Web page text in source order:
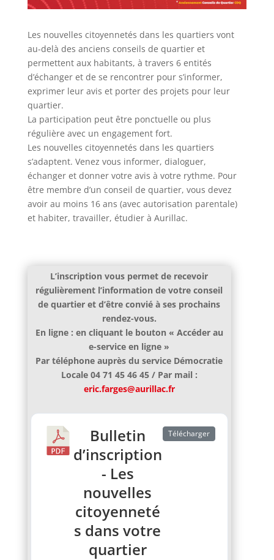
Les nouvelles citoyennetés dans les quartiers vont
au-delà des anciens conseils de quartier et
permettent aux habitants, à travers 6 entités
d’échanger et de se rencontrer pour s’informer,
exprimer leur avis et porter des projets pour leur
quartier.
La participation peut être ponctuelle ou plus
régulière avec un engagement fort.
Les nouvelles citoyennetés dans les quartiers
s’adaptent. Venez vous informer, dialoguer,
échanger et donner votre avis à votre rythme. Pour
être membre d’un conseil de quartier, vous devez
avoir au moins 16 ans (avec autorisation parentale)
et habiter, travailler, étudier à Aurillac.
L’inscription vous permet de recevoir
régulièrement l’information de votre conseil
de quartier et d’être convié à ses prochains
rendez-vous.
En ligne : en cliquant le bouton « Accéder au
e-service en ligne »
Par téléphone auprès du service Démocratie
Locale 04 71 45 46 45 / Par mail :
eric.farges@aurillac.fr
Bulletin
d’inscription
- Les
nouvelles
citoyenneté
s dans votre
quartier
Télécharger